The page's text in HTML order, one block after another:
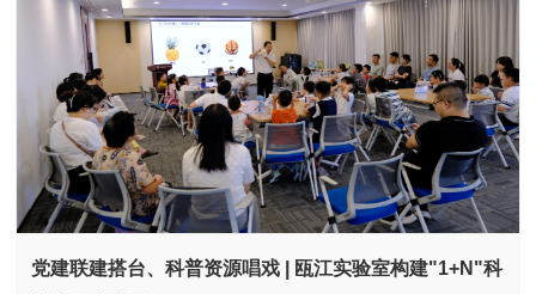
党建联建搭台、科普资源唱戏 | 瓯江实验室构建"1+N"科